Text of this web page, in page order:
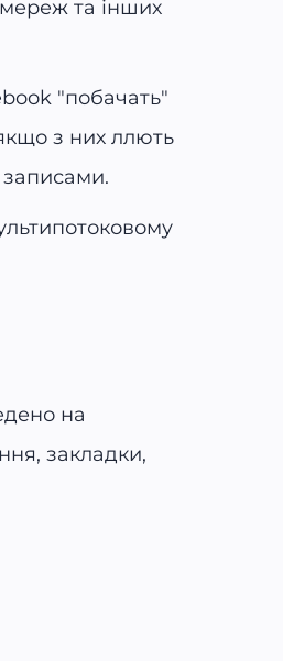
та інших
"побачать"
з них ллють
на
закладки,